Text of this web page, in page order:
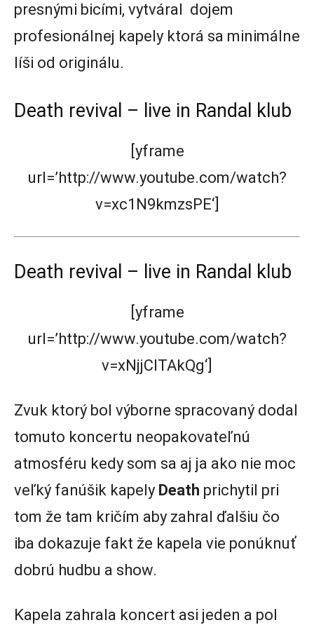
presnými bicími, vytváral dojem
profesionálnej kapely ktorá sa minimálne
líši od originálu.
Death revival – live in Randal klub
[yframe
url=’http://www.youtube.com/watch?
v=xc1N9kmzsPE‘]
Death revival – live in Randal klub
[yframe
url=’http://www.youtube.com/watch?
v=xNjjClTAkQg‘]
Zvuk ktorý bol výborne spracovaný dodal
tomuto koncertu neopakovateľnú
atmosféru kedy som sa aj ja ako nie moc
veľký fanúšik kapely Death prichytil pri
tom že tam kričím aby zahral ďalšiu čo
iba dokazuje fakt že kapela vie ponúknuť
dobrú hudbu a show.
Kapela zahrala koncert asi jeden a pol